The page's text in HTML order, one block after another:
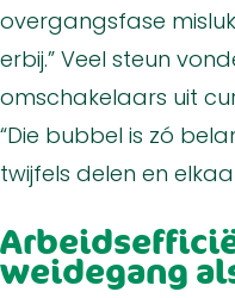
overgangsfase
erbij.” Veel steun
omschakelaars uit
“Die bubbel is zó
twijfels delen en
weidegang